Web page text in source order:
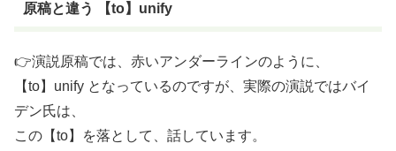
原稿と違う 【to】unify
👉演説原稿では、赤いアンダーラインのように、
【to】unify となっているのですが、実際の演説ではバイ
デン氏は、
この【to】を落として、話しています。